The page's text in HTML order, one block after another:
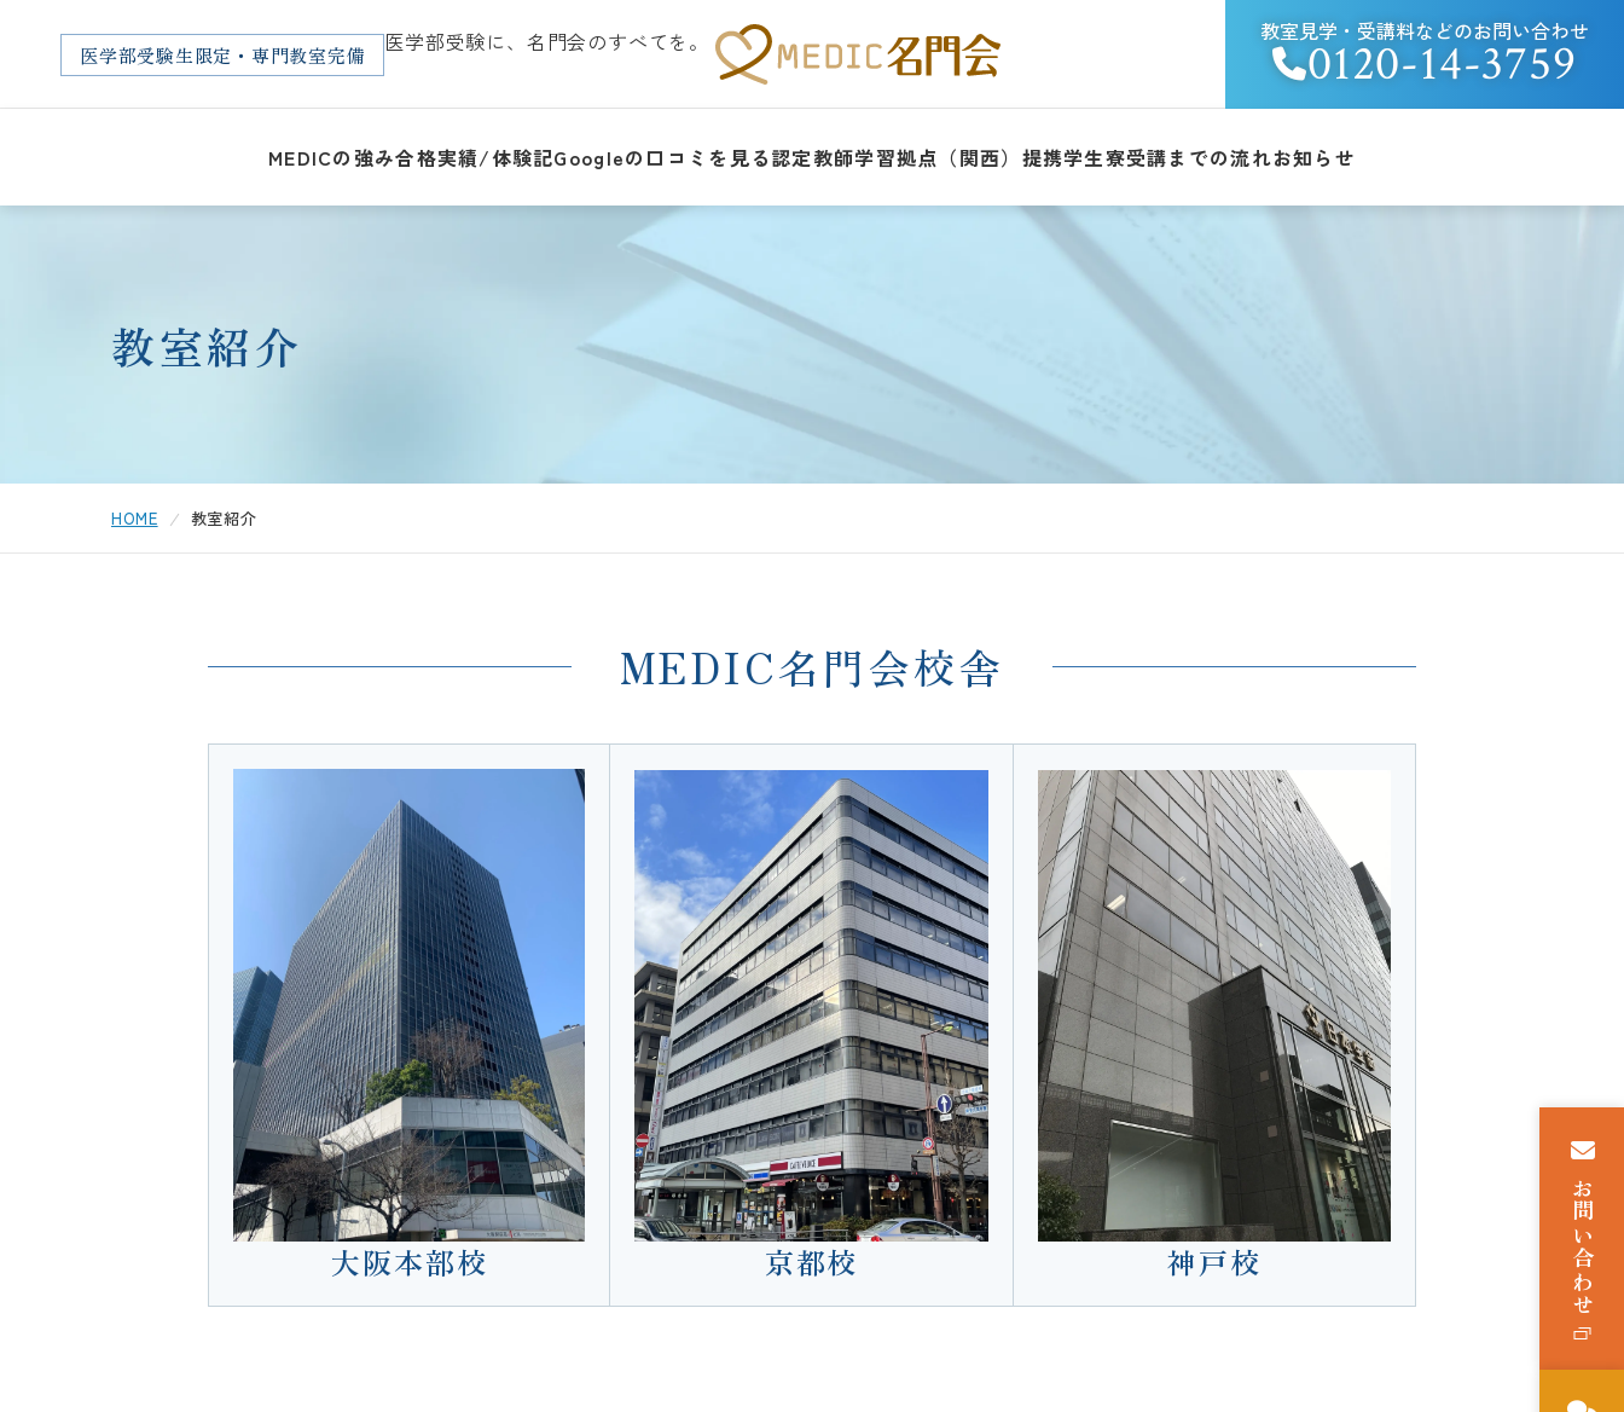
医学部受験に、名門会のすべてを。
医学部受験生限定・ 専門教室完備
教室見学・受講料などのお問い合わせ
0120-14-3759
MEDICの強み合格実績/体験記Googleの口コミを見る認定教師学習拠点（関西） 提携学生寮受講までの流れお知らせ
教室紹介
HOME 教室紹介
MEDIC名門会校舎
大阪本部校 京都校 神戸校 お問い合わせ